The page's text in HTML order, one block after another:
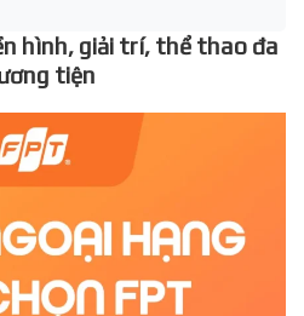
hình, giải trí, thể thao đa
tiện